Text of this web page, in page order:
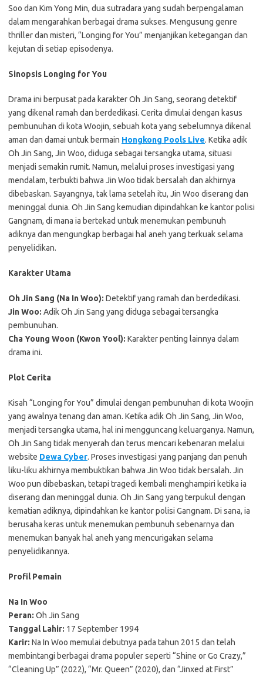
Soo dan Kim Yong Min, dua sutradara yang sudah berpengalaman
dalam mengarahkan berbagai drama sukses. Mengusung genre
thriller dan misteri, “Longing for You” menjanjikan ketegangan dan
kejutan di setiap episodenya.
Sinopsis Longing for You
Drama ini berpusat pada karakter Oh Jin Sang, seorang detektif
yang dikenal ramah dan berdedikasi. Cerita dimulai dengan kasus
pembunuhan di kota Woojin, sebuah kota yang sebelumnya dikenal
aman dan damai untuk bermain Hongkong Pools Live. Ketika adik
Oh Jin Sang, Jin Woo, diduga sebagai tersangka utama, situasi
menjadi semakin rumit. Namun, melalui proses investigasi yang
mendalam, terbukti bahwa Jin Woo tidak bersalah dan akhirnya
dibebaskan. Sayangnya, tak lama setelah itu, Jin Woo diserang dan
meninggal dunia. Oh Jin Sang kemudian dipindahkan ke kantor polisi
Gangnam, di mana ia bertekad untuk menemukan pembunuh
adiknya dan mengungkap berbagai hal aneh yang terkuak selama
penyelidikan.
Karakter Utama
Oh Jin Sang (Na In Woo): Detektif yang ramah dan berdedikasi.
Jin Woo: Adik Oh Jin Sang yang diduga sebagai tersangka
pembunuhan.
Cha Young Woon (Kwon Yool): Karakter penting lainnya dalam
drama ini.
Plot Cerita
Kisah “Longing for You” dimulai dengan pembunuhan di kota Woojin
yang awalnya tenang dan aman. Ketika adik Oh Jin Sang, Jin Woo,
menjadi tersangka utama, hal ini mengguncang keluarganya. Namun,
Oh Jin Sang tidak menyerah dan terus mencari kebenaran melalui
website Dewa Cyber. Proses investigasi yang panjang dan penuh
liku-liku akhirnya membuktikan bahwa Jin Woo tidak bersalah. Jin
Woo pun dibebaskan, tetapi tragedi kembali menghampiri ketika ia
diserang dan meninggal dunia. Oh Jin Sang yang terpukul dengan
kematian adiknya, dipindahkan ke kantor polisi Gangnam. Di sana, ia
berusaha keras untuk menemukan pembunuh sebenarnya dan
menemukan banyak hal aneh yang mencurigakan selama
penyelidikannya.
Profil Pemain
Na In Woo
Peran: Oh Jin Sang
Tanggal Lahir: 17 September 1994
Karir: Na In Woo memulai debutnya pada tahun 2015 dan telah
membintangi berbagai drama populer seperti “Shine or Go Crazy,”
“Cleaning Up” (2022), “Mr. Queen” (2020), dan “Jinxed at First”